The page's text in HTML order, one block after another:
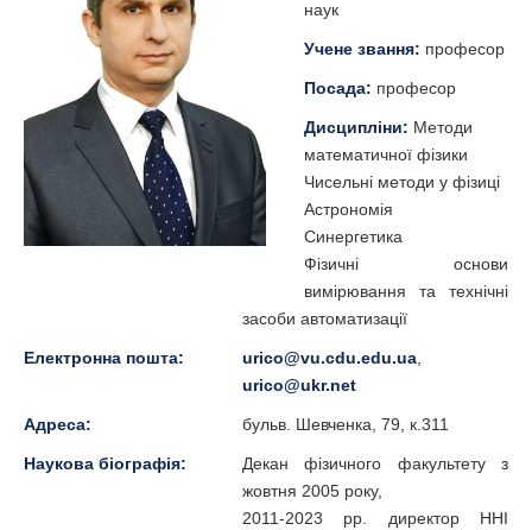
наук
Учене звання: професор
Посада: професор
Дисципліни: Методи
математичної фізики
Чисельні методи у фізиці
Астрономія
Синергетика
Фізичні основи
вимірювання та технічні
засоби автоматизації
Електронна пошта: urico@vu.cdu.edu.ua,
urico@ukr.net
Адреса: бульв. Шевченка, 79, к.311
Наукова біографія:
Декан фізичного факультету з
жовтня 2005 року,
2011-2023 рр. директор ННІ